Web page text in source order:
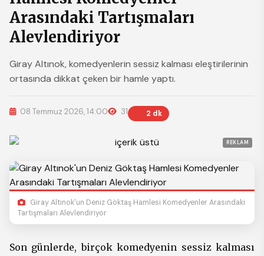
Arasındaki Tartışmaları
Alevlendiriyor
Giray Altınok, komedyenlerin sessiz kalması eleştirilerinin
ortasında dikkat çeken bir hamle yaptı.
08 Temmuz 2026, 14:00 31 2 dk
REKLAM
Giray Altınok'un Deniz Göktaş Hamlesi Komedyenler Arasındaki
Tartışmaları Alevlendiriyor
Son günlerde, birçok komedyenin sessiz kalması